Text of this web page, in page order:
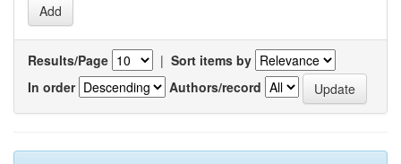
Results/Page | Sort items by
In order
Authors/record